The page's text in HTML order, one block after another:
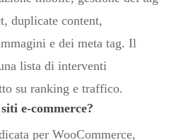
duplicate content,
e dei meta tag. Il
lista di interventi
su ranking e traffico.
e-commerce?
per WooCommerce,